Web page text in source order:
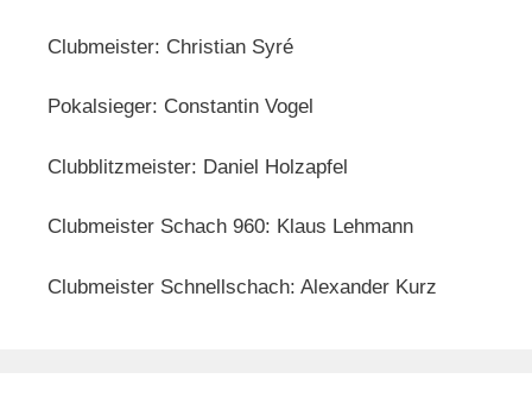
Clubmeister: Christian Syré
Pokalsieger: Constantin Vogel
Clubblitzmeister: Daniel Holzapfel
Clubmeister Schach 960: Klaus Lehmann
Clubmeister Schnellschach: Alexander Kurz